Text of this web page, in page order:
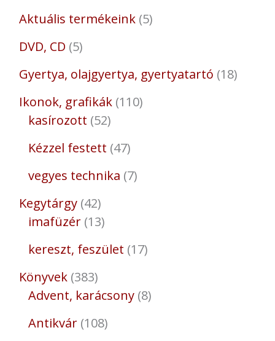
Aktuális termékeink 5
DVD, CD 5
Gyertya, olajgyertya, gyertyatartó 18
Ikonok, grafikák 110
kasírozott 52
Kézzel festett 47
vegyes technika 7
Kegytárgy 42
imafüzér 13
kereszt, feszület 17
Könyvek 383
Advent, karácsony 8
Antikvár 108